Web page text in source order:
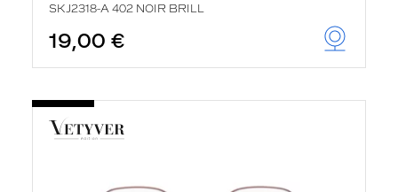
SKJ2318-A 402 NOIR BRILL
19,00 €